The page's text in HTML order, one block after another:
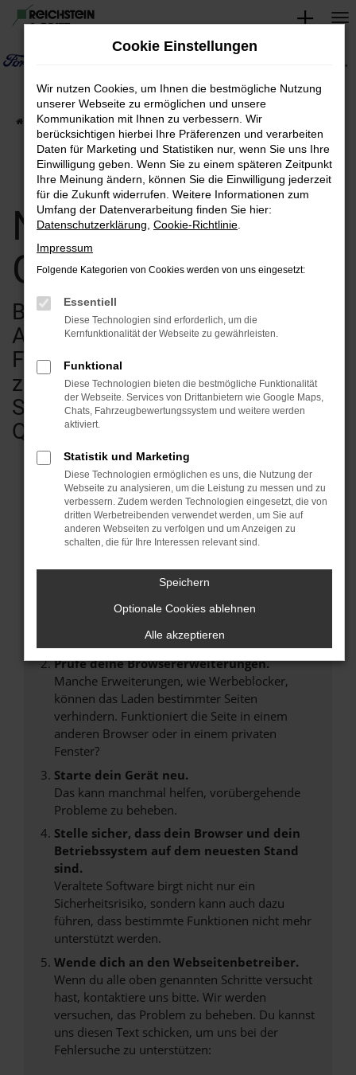
Zum
springen
Startseite Verkauf Fahrzeugsuche
Neuwagen &
Gebrauchtwagen
Bei uns finden Sie eine breite
Auswahl an verschiedenen
Fahrzeugen - vom Kleinwagen bis
zum Transporter & Wohnmobil.
Sofort verfügbar in geprüfter
Qualität.
Fehler: Network Error
Beim Laden ist ein Fehler aufgetreten.
Überprüfe deine Firewall und deine
Internetverbindung.
Prüfe deine Browsererweiterungen.
Manche Erweiterungen, wie Werbeblocker,
können das Laden bestimmter Seiten
verhindern. Funktioniert die Seite in einem
anderen Browser oder in einem privaten
Fenster?
Starte dein Gerät neu.
Das kann manchmal helfen, vorübergehende
Probleme zu beheben.
Stelle sicher, dass dein Browser und dein
Betriebssystem auf dem neuesten Stand
sind.
Veraltete Software birgt nicht nur ein
Sicherheitsrisiko, sondern kann auch dazu
führen, dass bestimmte Funktionen nicht mehr
unterstützt werden.
Wende dich an den Webseitenbetreiber.
Wenn du alle oben genannten Schritte versucht
hast, kontaktiere uns bitte. Wir werden
versuchen, das Problem zu beheben. Du kannst
uns diesen Text schicken, um uns bei der
Fehlersuche zu unterstützen:
Cookie Einstellungen
Wir nutzen Cookies, um Ihnen die bestmögliche Nutzung
unserer Webseite zu ermöglichen und unsere
Kommunikation mit Ihnen zu verbessern. Wir
berücksichtigen hierbei Ihre Präferenzen und verarbeiten
Daten für Marketing und Statistiken nur, wenn Sie uns Ihre
Einwilligung geben. Wenn Sie zu einem späteren Zeitpunkt
Ihre Meinung ändern, können Sie die Einwilligung jederzeit
für die Zukunft widerrufen. Weitere Informationen zum
Umfang der Datenverarbeitung finden Sie hier:
Datenschutzerklärung Cookie-Richtlinie
Impressum
Folgende Kategorien von Cookies werden von uns eingesetzt:
Essentiell
Diese Technologien sind erforderlich, um die
Kernfunktionalität der Webseite zu gewährleisten.
Funktional
Diese Technologien bieten die bestmögliche Funktionalität
der Webseite. Services von Drittanbietern wie Google Maps,
Chats, Fahrzeugbewertungssystem und weitere werden
aktiviert.
Statistik und Marketing
Diese Technologien ermöglichen es uns, die Nutzung der
Webseite zu analysieren, um die Leistung zu messen und zu
verbessern. Zudem werden Technologien eingesetzt, die von
dritten Werbetreibenden verwendet werden, um Sie auf
anderen Webseiten zu verfolgen und um Anzeigen zu
schalten, die für Ihre Interessen relevant sind.
Speichern
Optionale Cookies ablehnen
Alle akzeptieren